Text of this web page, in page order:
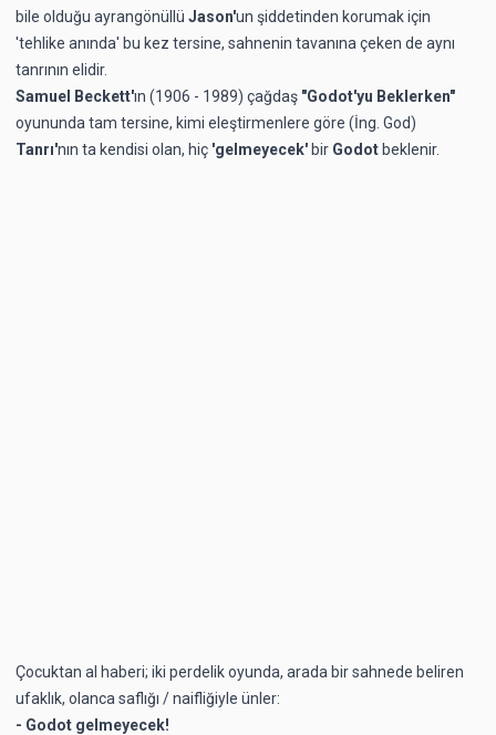
bile olduğu ayrangönüllü Jason'un şiddetinden korumak için
'tehlike anında' bu kez tersine, sahnenin tavanına çeken de aynı
tanrının elidir.
Samuel Beckett'ın (1906 - 1989) çağdaş "Godot'yu Beklerken"
oyununda tam tersine, kimi eleştirmenlere göre (İng. God)
Tanrı'nın ta kendisi olan, hiç 'gelmeyecek'bir Godotbeklenir.
Çocuktan al haberi; iki perdelik oyunda, arada bir sahnede beliren
ufaklık, olanca saflığı / naifliğiyle ünler:
- Godot gelmeyecek!